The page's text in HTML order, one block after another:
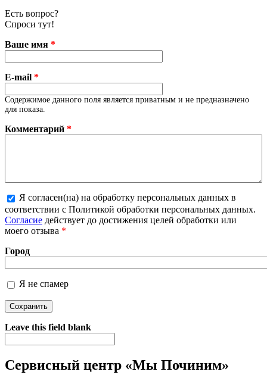
Есть вопрос?
Спроси тут!
Ваше имя *
E-mail *
Содержимое данного поля является приватным и не предназначено
для показа.
Комментарий *
Более подробная информация о текстовых форматах
Я согласен(на) на обработку персональных данных в
соответствии с Политикой обработки персональных данных.
Согласие действует до достижения целей обработки или
моего отзыва *
Город
Я не спамер
Я спамер
Leave this field blank
Сервисный центр «Мы Починим»